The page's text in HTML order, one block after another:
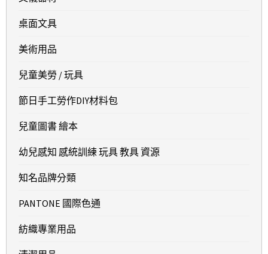
桌面文具
美術用品
兒童美勞 / 玩具
節日手工勞作DIY材料包
兒童圖書 繪本
幼兒感知 感統訓練 玩具 教具 資源
知名品牌分類
PANTONE 國際色通
紡織專業用品